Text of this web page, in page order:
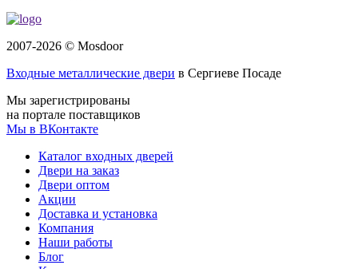
2007-2026 © Mosdoor
Входные металлические двери в Сергиеве Посаде
Мы зарегистрированы
на портале поставщиков
Мы в ВКонтакте
Каталог входных дверей
Двери на заказ
Двери оптом
Акции
Доставка и установка
Компания
Наши работы
Блог